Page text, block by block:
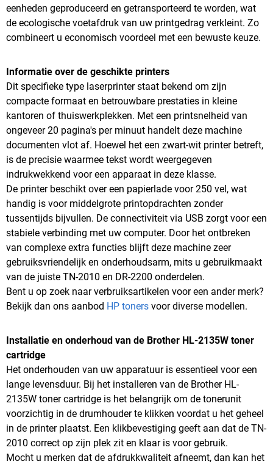
eenheden geproduceerd en getransporteerd te worden, wat
de ecologische voetafdruk van uw printgedrag verkleint. Zo
combineert u economisch voordeel met een bewuste keuze.
Informatie over de geschikte printers
Dit specifieke type laserprinter staat bekend om zijn
compacte formaat en betrouwbare prestaties in kleine
kantoren of thuiswerkplekken. Met een printsnelheid van
ongeveer 20 pagina's per minuut handelt deze machine
documenten vlot af. Hoewel het een zwart-wit printer betreft,
is de precisie waarmee tekst wordt weergegeven
indrukwekkend voor een apparaat in deze klasse.
De printer beschikt over een papierlade voor 250 vel, wat
handig is voor middelgrote printopdrachten zonder
tussentijds bijvullen. De connectiviteit via USB zorgt voor een
stabiele verbinding met uw computer. Door het ontbreken
van complexe extra functies blijft deze machine zeer
gebruiksvriendelijk en onderhoudsarm, mits u gebruikmaakt
van de juiste TN-2010 en DR-2200 onderdelen.
Bent u op zoek naar verbruiksartikelen voor een ander merk?
Bekijk dan ons aanbod HP toners voor diverse modellen.
Installatie en onderhoud van de Brother HL-2135W toner
cartridge
Het onderhouden van uw apparatuur is essentieel voor een
lange levensduur. Bij het installeren van de Brother HL-
2135W toner cartridge is het belangrijk om de tonerunit
voorzichtig in de drumhouder te klikken voordat u het geheel
in de printer plaatst. Een klikbevestiging geeft aan dat de TN-
2010 correct op zijn plek zit en klaar is voor gebruik.
Mocht u merken dat de afdrukkwaliteit afneemt, dan kan het